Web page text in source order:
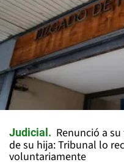
Judicial
Renunció a
de su hija: Tribunal lo
voluntariamente